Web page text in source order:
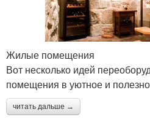
Жилые помещения
Вот несколько идей
помещения в уютное и
читать дальше →